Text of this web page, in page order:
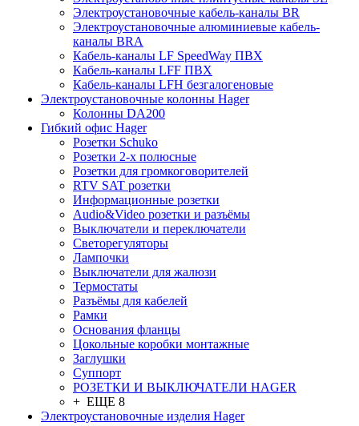
Электроустановочные кабель-каналы BR
Электроустановочные алюминиевые кабель-
каналы BRA
Кабель-каналы LF SpeedWay ПВХ
Кабель-каналы LFF ПВХ
Кабель-каналы LFH безгалогеновые
Электроустановочные колонны Hager
Колонны DA200
Гибкий офис Hager
Розетки Schuko
Розетки 2-х полюсные
Розетки для громкоговорителей
RTV SAT розетки
Информационные розетки
Audio&Video розетки и разъёмы
Выключатели и переключатели
Светорегуляторы
Лампочки
Выключатели для жалюзи
Термостаты
Разъёмы для кабелей
Рамки
Основания фланцы
Цокольные коробки монтажные
Заглушки
Суппорт
РОЗЕТКИ И ВЫКЛЮЧАТЕЛИ HAGER
+ ЕЩЕ 8
Электроустановочные изделия Hager